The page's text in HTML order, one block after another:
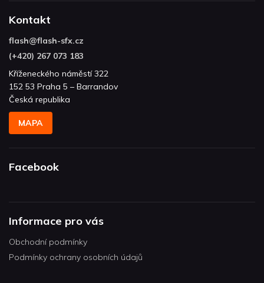
Kontakt
flash@flash-sfx.cz
(+420) 267 073 183
Kříženeckého náměstí 322
152 53 Praha 5 – Barrandov
Česká republika
MAPA
Facebook
Informace pro vás
Obchodní podmínky
Podmínky ochrany osobních údajů